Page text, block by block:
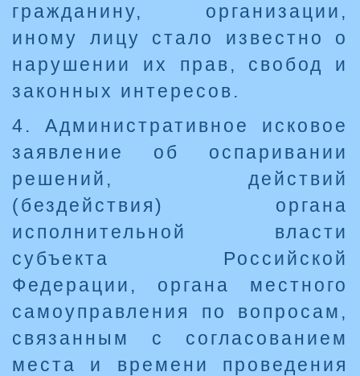
гражданину, организации,
иному лицу стало известно о
нарушении их прав, свобод и
законных интересов.
4. Административное исковое
заявление об оспаривании
решений, действий
(бездействия) органа
исполнительной власти
субъекта Российской
Федерации, органа местного
самоуправления по вопросам,
связанным с согласованием
места и времени проведения